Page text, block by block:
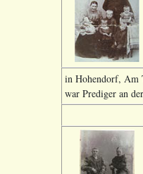
in Hohendorf, Am
war Prediger an